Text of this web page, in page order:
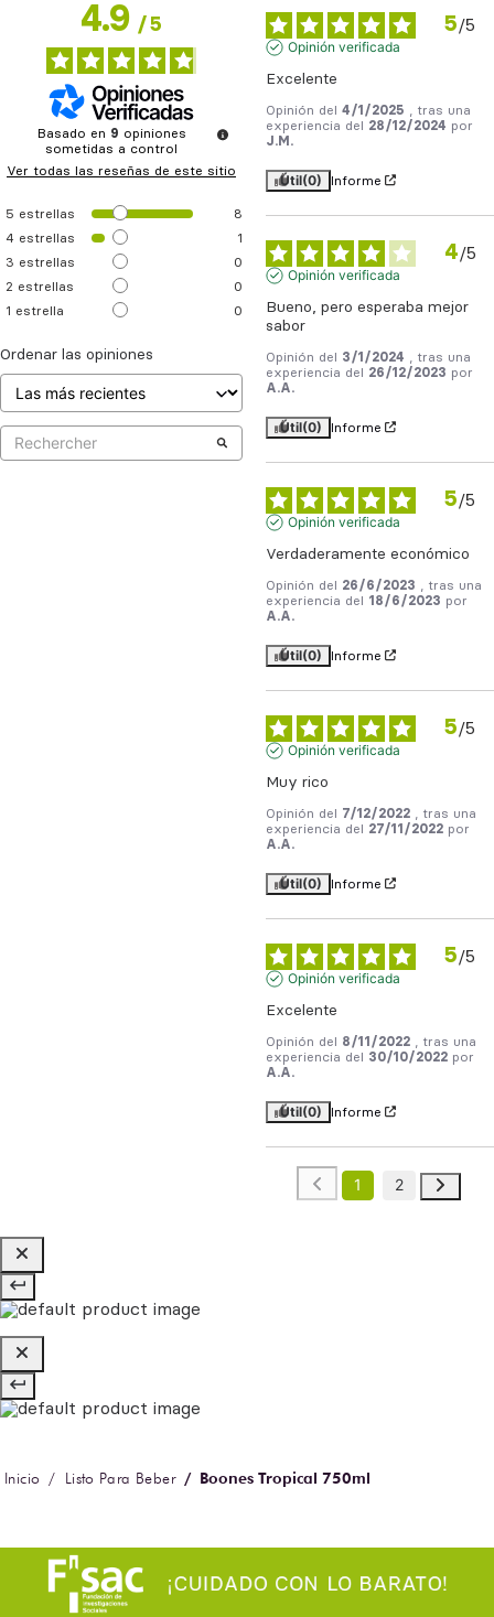
4.9/5
Basado en 9 opiniones
sometidas a control
Ver todas las reseñas de este sitio
5 estrellas
8
4 estrellas
1
3 estrellas
0
2 estrellas
0
1 estrella 0
Ordenar las opiniones
5/5
Opinión verificada
Excelente
Opinión del 4/1/2025
, tras una
experiencia del 28/12/2024 por
J.M.
Útil(0) Informe
4/5
Opinión verificada
Bueno, pero esperaba mejor
sabor
Opinión del 3/1/2024
, tras una
experiencia del 26/12/2023 por
A.A.
Útil(0) Informe
5/5
Opinión verificada
Verdaderamente económico
Opinión del 26/6/2023
, tras una
experiencia del 18/6/2023 por
A.A.
Útil(0) Informe
5/5
Opinión verificada
Muy rico
Opinión del 7/12/2022
, tras una
experiencia del 27/11/2022 por
A.A.
Útil(0) Informe
5/5
Opinión verificada
Excelente
Opinión del 8/11/2022
, tras una
experiencia del 30/10/2022 por
A.A.
Útil(0) Informe
1 2
Listo Para Beber Boones Tropical 750ml